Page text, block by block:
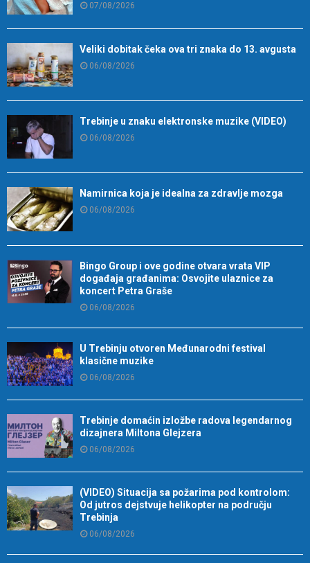
07/08/2026
Veliki dobitak čeka ova tri znaka do 13. avgusta
06/08/2026
Trebinje u znaku elektronske muzike (VIDEO)
06/08/2026
Namirnica koja je idealna za zdravlje mozga
06/08/2026
Bingo Group i ove godine otvara vrata VIP
događaja građanima: Osvojite ulaznice za
koncert Petra Graše
06/08/2026
U Trebinju otvoren Međunarodni festival
klasične muzike
06/08/2026
Trebinje domaćin izložbe radova legendarnog
dizajnera Miltona Glejzera
06/08/2026
(VIDEO) Situacija sa požarima pod kontrolom:
Od jutros dejstvuje helikopter na području
Trebinja
06/08/2026